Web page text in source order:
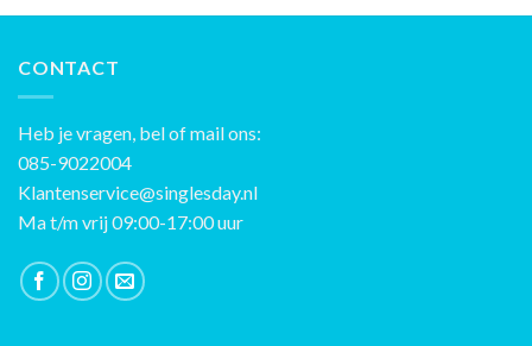
CONTACT
Heb je vragen, bel of mail ons:
085-9022004
Klantenservice@singlesday.nl
Ma t/m vrij 09:00-17:00 uur